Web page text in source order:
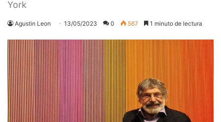
York
Agustin Leon 13/05/2023 0 567 1 minuto de lectura